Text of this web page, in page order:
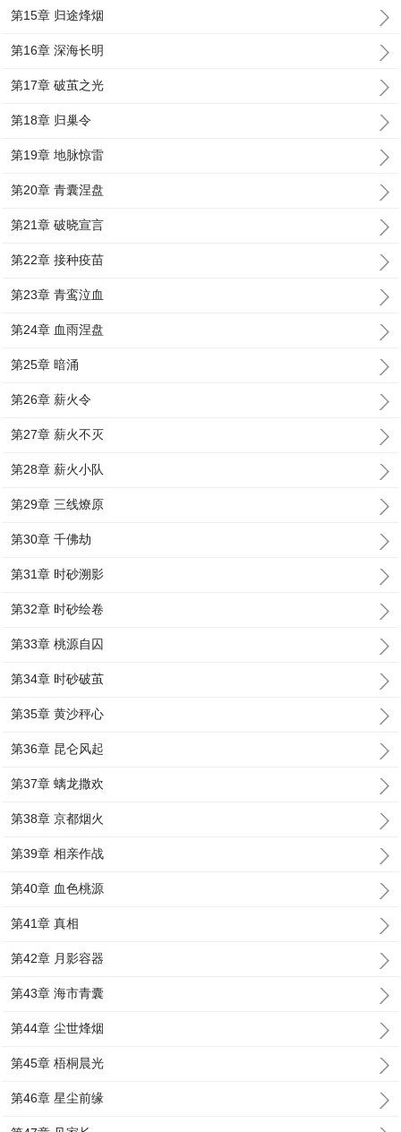
第15章 归途烽烟
第16章 深海长明
第17章 破茧之光
第18章 归巢令
第19章 地脉惊雷
第20章 青囊涅盘
第21章 破晓宣言
第22章 接种疫苗
第23章 青鸾泣血
第24章 血雨涅盘
第25章 暗涌
第26章 薪火令
第27章 薪火不灭
第28章 薪火小队
第29章 三线燎原
第30章 千佛劫
第31章 时砂溯影
第32章 时砂绘卷
第33章 桃源自囚
第34章 时砂破茧
第35章 黄沙秤心
第36章 昆仑风起
第37章 螭龙撒欢
第38章 京都烟火
第39章 相亲作战
第40章 血色桃源
第41章 真相
第42章 月影容器
第43章 海市青囊
第44章 尘世烽烟
第45章 梧桐晨光
第46章 星尘前缘